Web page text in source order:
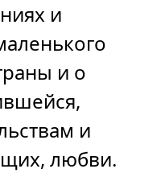
и
и о
и
любви.